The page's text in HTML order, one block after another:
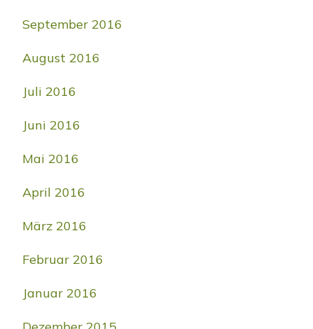
September 2016
August 2016
Juli 2016
Juni 2016
Mai 2016
April 2016
März 2016
Februar 2016
Januar 2016